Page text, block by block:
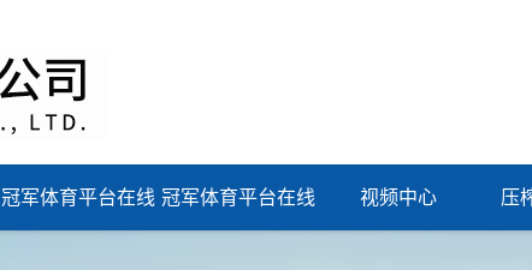
冠军体育平台在线 冠军体育平台在线 视频中心 压